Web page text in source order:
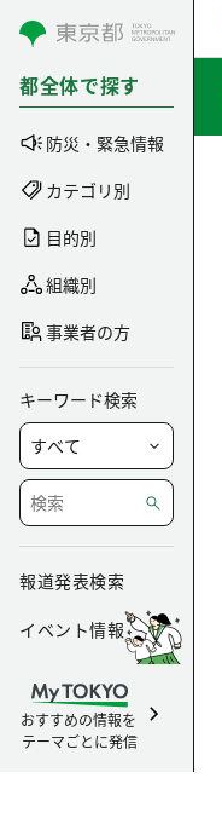
コンテンツにスキップ
都全体で探す
防災・緊急情報
カテゴリ別
目的別
組織別
事業者の方
キーワード検索
報道発表検索
イベント情報
おすすめの情報を
テーマごとに発信